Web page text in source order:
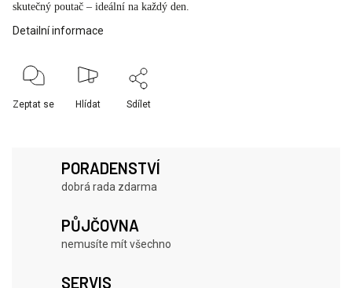
skutečný poutač – ideální na každý den.
Detailní informace
Zeptat se Hlídat Sdílet
PORADENSTVÍ
dobrá rada zdarma
PŮJČOVNA
nemusíte mít všechno
SERVIS